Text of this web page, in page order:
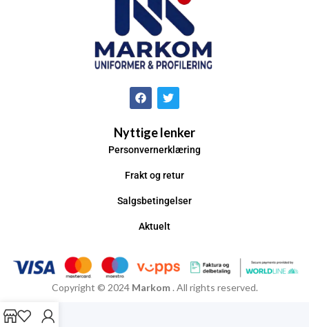
Nyttige lenker
Personvernerklæring
Frakt og retur
Salgsbetingelser
Aktuelt
Copyright © 2024 Markom . All rights reserved.